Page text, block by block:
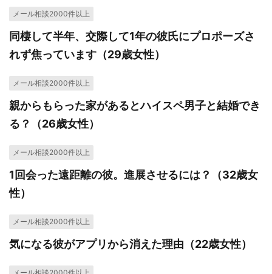
メール相談2000件以上
同棲して半年、交際して1年の彼氏にプロポーズさ
れず焦っています（29歳女性）
メール相談2000件以上
親からもらった家があるとハイスペ男子と結婚でき
る？（26歳女性）
メール相談2000件以上
1回会った遠距離の彼。進展させるには？（32歳女
性）
メール相談2000件以上
気になる彼がアプリから消えた理由（22歳女性）